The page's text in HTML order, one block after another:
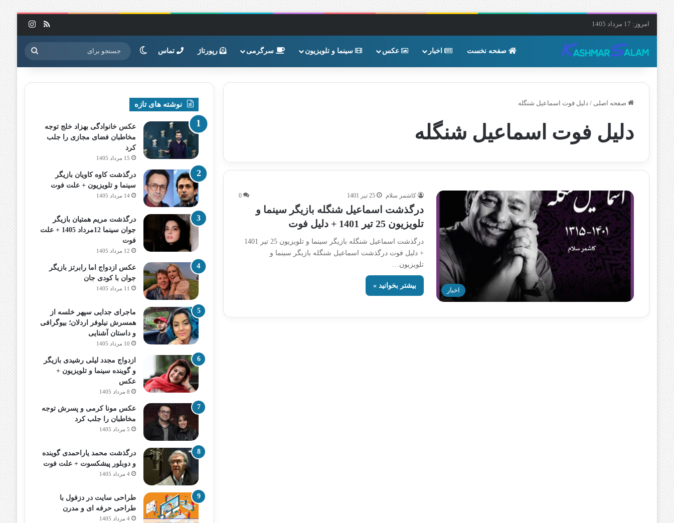
امروز: 17 مرداد 1405 خوراک
صفحه نخست اخبار عکس سینما و تلویزیون سرگرمی رپورتاژ تماس تغییر پوسته جستجو
برای
صفحه اصلی / دلیل فوت اسماعیل شنگله
دلیل فوت اسماعیل شنگله
اخبار
کاشمر سلام 25 تیر 1401 0
درگذشت اسماعیل شنگله بازیگر سینما و
تلویزیون 25 تیر 1401 + دلیل فوت
درگذشت اسماعیل شنگله بازیگر سینما و تلویزیون 25 تیر 1401
+ دلیل فوت درگذشت اسماعیل شنگله بازیگر سینما و
تلویزیون…
بیشتر بخوانید »
نوشته های تازه
عکس خانوادگی بهزاد خلج توجه
مخاطبان فضای مجازی را جلب
کرد
15 مرداد 1405
درگذشت کاوه کاویان بازیگر
سینما و تلویزیون + علت فوت
14 مرداد 1405
درگذشت مریم همتیان بازیگر
جوان سینما 12مرداد 1405 + علت
فوت
12 مرداد 1405
عکس ازدواج اما رابرتز بازیگر
جوان با کودی جان
11 مرداد 1405
ماجرای جدایی سپهر خلسه از
همسرش نیلوفر اردلان؛ بیوگرافی
و داستان آشنایی
10 مرداد 1405
ازدواج مجدد لیلی رشیدی بازیگر
و گوینده سینما و تلویزیون +
عکس
8 مرداد 1405
عکس مونا کرمی و پسرش توجه
مخاطبان را جلب کرد
5 مرداد 1405
درگذشت محمد یاراحمدی گوینده
و دوبلور پیشکسوت + علت فوت
4 مرداد 1405
طراحی سایت در دزفول با
طراحی حرفه‌ ای و مدرن
4 مرداد 1405